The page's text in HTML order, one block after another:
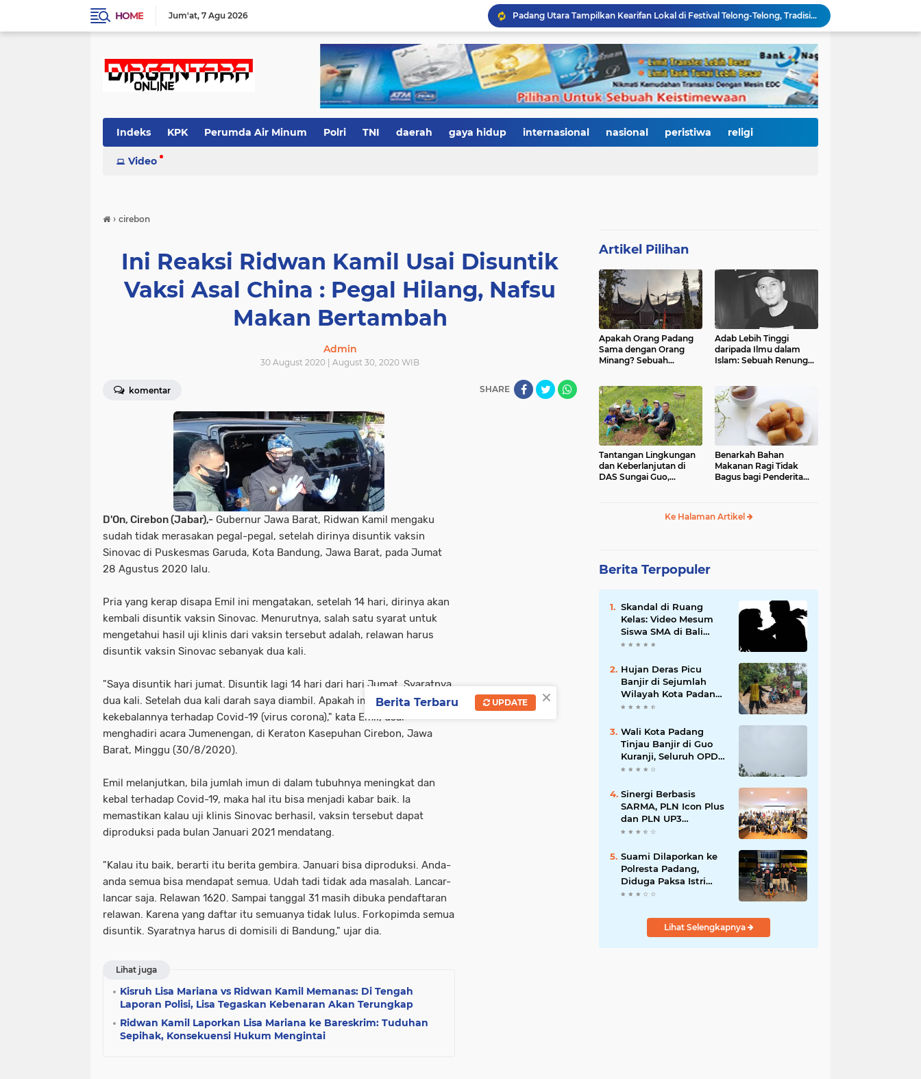
HOME Jum'at 7 Agu 2026
Padang Utara Tampilkan Kearifan Lokal di Festival Telong-Telong, Tradisi Malamang dan Potensi Seafood Curi Perhatian Ribuan Pengunjung
HJK Padang ke-357 Berubah Jadi Gerakan Kemanusiaan, Pemko Hadirkan "Road to Gastronomy Charity" untuk Bantu Korban Banjir
Dua Perwira Polresta Banda Aceh Dikabarkan Diamankan Mabes Polri, Dugaan Narkoba hingga Penyalahgunaan Wewenang Masih Menunggu Kepastian
Kurnia Nugraha Raih Indonesia Public Relations Top Leader 2026, Bukti Komitmen JNE Bangun Bisnis Berkelanjutan Lewat Komunikasi Berdampak
HJK Padang ke-357 Jadi Titik Balik Pendidikan, Pemko Padang Gandeng Universiti Kuala Lumpur Buka Jalan Beasiswa dan Kampus Internasional
KRI Teluk Kendari-518 Bersandar di Teluk Bayur, Hadiah Istimewa HJK Padang ke-357: Warga Diajak Naik Kapal Perang Gratis
3.000 Mahasiswa Baru UNP Ikuti Police Goes To Campus, Ditlantas Polda Sumbar Tanamkan Budaya Tertib Berlalu Lintas Sejak Hari Pertama Kuliah
Indeks KPK Perumda Air Minum Polri TNI daerah gaya hidup internasional nasional peristiwa religi
Video
› cirebon
Ini Reaksi Ridwan Kamil Usai Disuntik
Vaksi Asal China : Pegal Hilang, Nafsu
Makan Bertambah
Admin
30 August 2020 | August 30, 2020 WIB
komentar SHARE
D'On, Cirebon (Jabar),- Gubernur Jawa Barat, Ridwan Kamil mengaku
sudah tidak merasakan pegal-pegal, setelah dirinya disuntik vaksin
Sinovac di Puskesmas Garuda, Kota Bandung, Jawa Barat, pada Jumat
28 Agustus 2020 lalu.
Pria yang kerap disapa Emil ini mengatakan, setelah 14 hari, dirinya akan
kembali disuntik vaksin Sinovac. Menurutnya, salah satu syarat untuk
mengetahui hasil uji klinis dari vaksin tersebut adalah, relawan harus
disuntik vaksin Sinovac sebanyak dua kali.
"Saya disuntik hari jumat. Disuntik lagi 14 hari dari hari Jumat. Syaratnya
dua kali. Setelah dua kali darah saya diambil. Apakah imun saya naik
kekebalannya terhadap Covid-19 (virus corona)," kata Emil, usai
menghadiri acara Jumenengan, di Keraton Kasepuhan Cirebon, Jawa
Barat, Minggu (30/8/2020).
Emil melanjutkan, bila jumlah imun di dalam tubuhnya meningkat dan
kebal terhadap Covid-19, maka hal itu bisa menjadi kabar baik. Ia
memastikan kalau uji klinis Sinovac berhasil, vaksin tersebut dapat
diproduksi pada bulan Januari 2021 mendatang.
"Kalau itu baik, berarti itu berita gembira. Januari bisa diproduksi. Anda-
anda semua bisa mendapat semua. Udah tadi tidak ada masalah. Lancar-
lancar saja. Relawan 1620. Sampai tanggal 31 masih dibuka pendaftaran
relawan. Karena yang daftar itu semuanya tidak lulus. Forkopimda semua
disuntik. Syaratnya harus di domisili di Bandung," ujar dia.
Lihat juga
Kisruh Lisa Mariana vs Ridwan Kamil Memanas: Di Tengah
Laporan Polisi, Lisa Tegaskan Kebenaran Akan Terungkap
Ridwan Kamil Laporkan Lisa Mariana ke Bareskrim: Tuduhan
Sepihak, Konsekuensi Hukum Mengintai
Artikel Pilihan
Apakah Orang Padang
Sama dengan Orang
Minang? Sebuah
Adab Lebih Tinggi
daripada Ilmu dalam
Islam: Sebuah Renungan
Tantangan Lingkungan
dan Keberlanjutan di
DAS Sungai Guo,
Benarkah Bahan
Makanan Ragi Tidak
Bagus bagi Penderita
Ke Halaman Artikel
Berita Terpopuler
Skandal di Ruang
Kelas: Video Mesum
Siswa SMA di Bali
Viral, Hukuman dan
Mengikuti
Hujan Deras Picu
Banjir di Sejumlah
Wilayah Kota Padang,
Warga Dievakuasi dan
Banjir Susulan
Wali Kota Padang
Tinjau Banjir di Guo
Kuranji, Seluruh OPD
Disiagakan dan
Dipercepat
Sinergi Berbasis
SARMA, PLN Icon Plus
dan PLN UP3
Tanjungpinang
Strategis
Suami Dilaporkan ke
Polresta Padang,
Diduga Paksa Istri
Layani Pria Lain
Lihat Selengkapnya
×
Berita Terbaru UPDATE